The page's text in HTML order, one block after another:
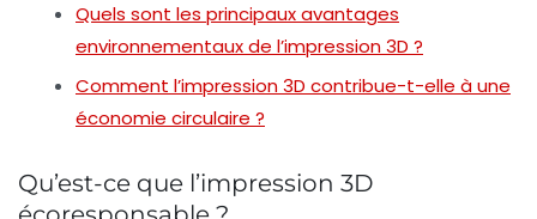
Quels sont les principaux avantages
environnementaux de l’impression 3D ?
Comment l’impression 3D contribue-t-elle à une
économie circulaire ?
Qu’est-ce que l’impression 3D